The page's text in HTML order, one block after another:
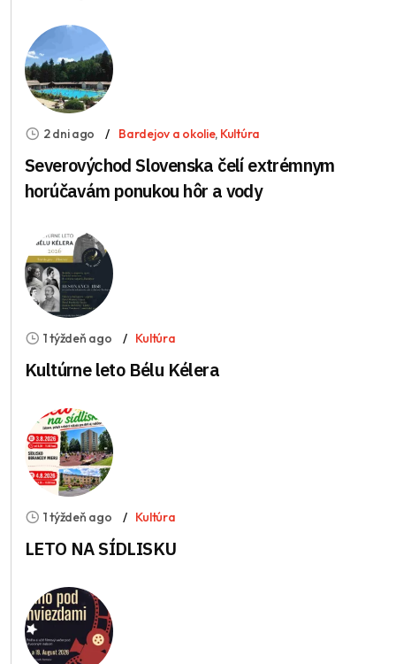
2 dni ago Bardejov a okolie, Kultúra
Severovýchod Slovenska čelí extrémnym
horúčavám ponukou hôr a vody
1 týždeň ago Kultúra
Kultúrne leto Bélu Kélera
1 týždeň ago Kultúra
LETO NA SÍDLISKU